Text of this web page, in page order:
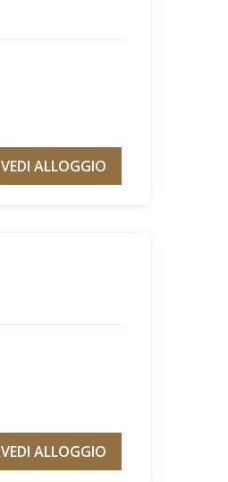
VEDI ALLOGGIO
VEDI ALLOGGIO